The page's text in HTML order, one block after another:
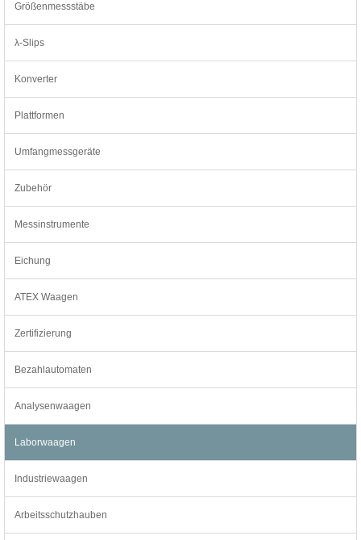
Größenmessstäbe
λ-Slips
Konverter
Plattformen
Umfangmessgeräte
Zubehör
Messinstrumente
Eichung
ATEX Waagen
Zertifizierung
Bezahlautomaten
Analysenwaagen
Laborwaagen
Industriewaagen
Arbeitsschutzhauben